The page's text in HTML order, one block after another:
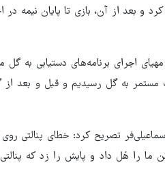
و بعد از آن، بازی تا پایان نیمه در
اجرای برنامه‌های دستیابی به
مستمر به گل رسیدیم و قبل و بعد
تصریح کرد: خطای پنالتی
را هُل داد و پایش را زد که پنالتی